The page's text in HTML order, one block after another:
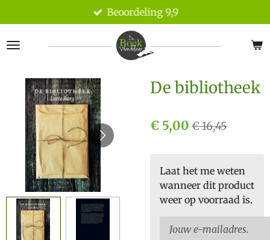
direct
naar
Beoordeling 9,9
De bibliotheek
€ 5,00 € 16,45
Laat het me weten
wanneer dit product
weer op voorraad is.